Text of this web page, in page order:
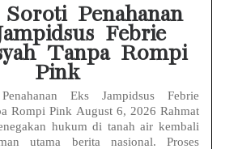
Penahanan
Febrie
Tanpa Rompi
Pink
Eks Jampidsus Febrie
Rompi Pink August 6, 2026 Rahmat
hukum di tanah air kembali
utama berita nasional. Proses